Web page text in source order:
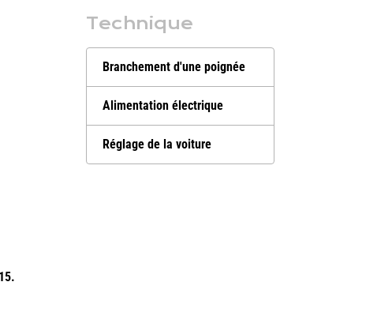
Technique
Branchement d'une poignée
Alimentation électrique
Réglage de la voiture